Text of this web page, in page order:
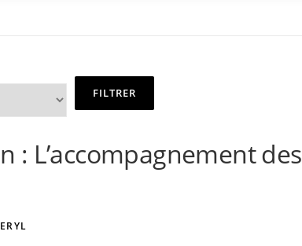
: L’accompagnement des